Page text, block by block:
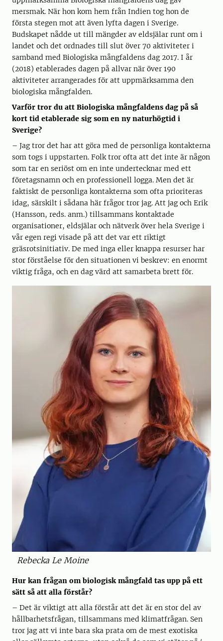
mersmak. När hon kom hem från Indien tog hon de
första stegen mot att även lyfta dagen i Sverige.
Budskapet nådde ut till mängder av eldsjälar runt om i
landet och det ordnades till slut över 70 aktiviteter i
samband med Biologiska mångfaldens dag 2017. I år
(2018) etablerades dagen på allvar när över 190
aktiviteter arrangerades för att uppmärksamma den
biologiska mångfalden.
Varför tror du att Biologiska mångfaldens dag på så
kort tid etablerade sig som en ny naturhögtid i
Sverige?
– Jag tror det har att göra med de personliga kontakterna
som togs i uppstarten. Folk tror ofta att det inte är någon
som tar en seriöst om en inte undertecknar med ett
företagsnamn och en professionell logga. Men det är
faktiskt de personliga kontakterna som ofta prioriteras
idag, särskilt i sådana här frågor tror jag. Att jag och Erik
(Hansson, reds. anm.) tillsammans kontaktade
organisationer, eldsjälar och nätverk över hela Sverige i
vår egen regi visade på att det var ett riktigt
gräsrotsinitiativ. De med inga eller knappa resurser har
stor förståelse för den situationen vi beskrev: en enormt
viktig fråga, och en dag värd att samarbeta brett för.
Rebecka Le Moine
Hur kan frågan om biologisk mångfald tas upp på ett
sätt så att alla förstår?
– Det är viktigt att alla förstår att det är en stor del av
hållbarhetsfrågan, tillsammans med klimatfrågan. Sen
tror jag att vi inte bara ska prata om de mest exotiska